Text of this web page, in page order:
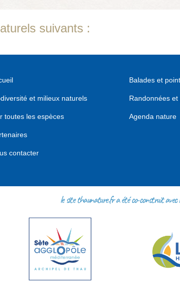
suivants :
et milieux naturels
toutes les espèces
contacter
Balades et
Randonnées
Agenda nature
le site thaunature.fr a été co-construit avec